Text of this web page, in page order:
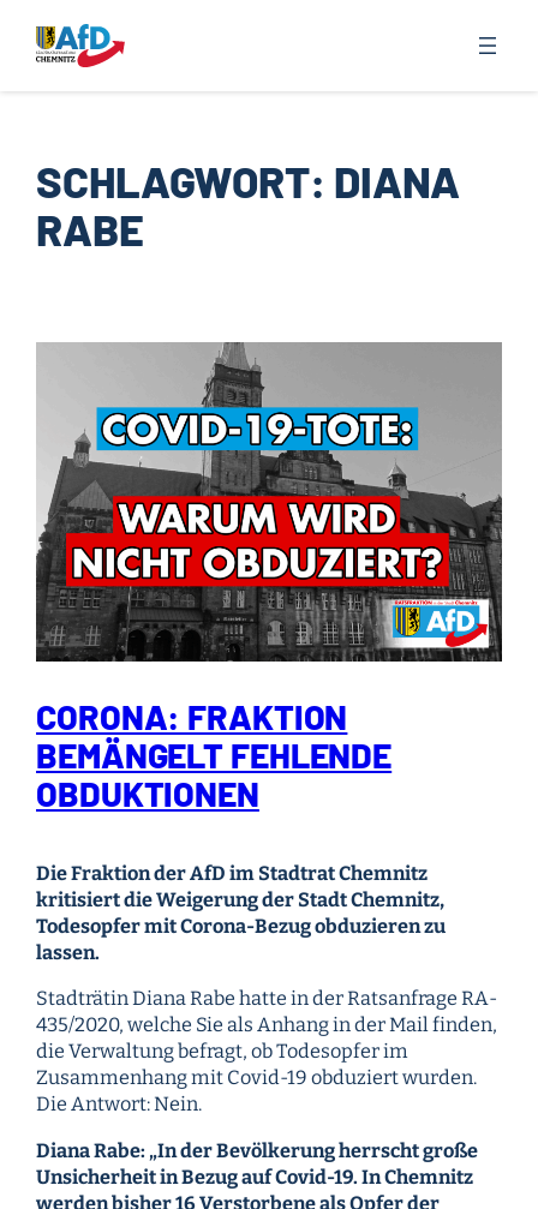
Inhalt
springen
SCHLAGWORT: DIANA
RABE
CORONA: FRAKTION
BEMÄNGELT FEHLENDE
OBDUKTIONEN
Die Fraktion der AfD im Stadtrat Chemnitz
kritisiert die Weigerung der Stadt Chemnitz,
Todesopfer mit Corona-Bezug obduzieren zu
lassen.
Stadträtin Diana Rabe hatte in der Ratsanfrage RA-
435/2020, welche Sie als Anhang in der Mail finden,
die Verwaltung befragt, ob Todesopfer im
Zusammenhang mit Covid-19 obduziert wurden.
Die Antwort: Nein.
Diana Rabe: „In der Bevölkerung herrscht große
Unsicherheit in Bezug auf Covid-19. In Chemnitz
werden bisher 16 Verstorbene als Opfer der